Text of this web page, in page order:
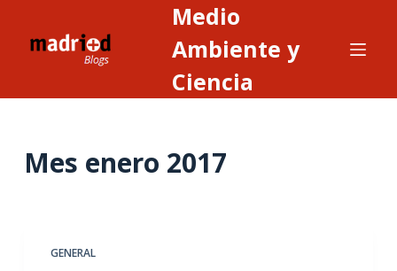
Medio
Ambiente y
Ciencia
Mes enero 2017
GENERAL